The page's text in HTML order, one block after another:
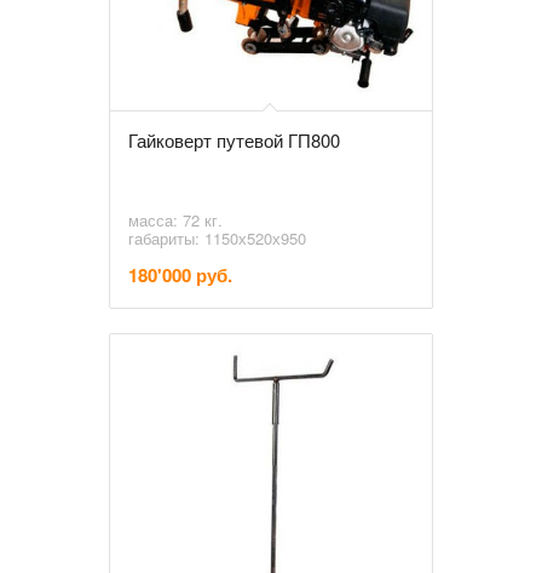
Гайковерт путевой ГП800
масса: 72 кг.
габариты: 1150х520х950
180'000 руб.